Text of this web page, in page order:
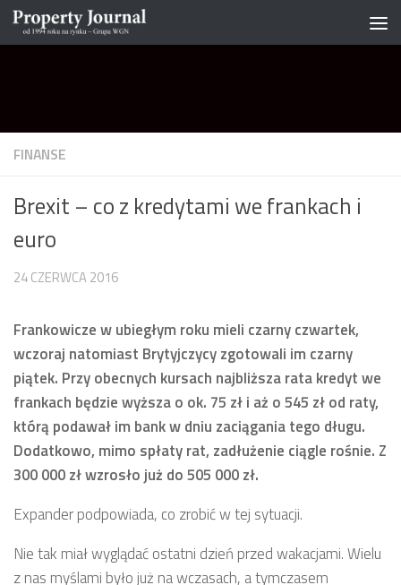
Skip to content
FINANSE
Brexit – co z kredytami we frankach i
euro
24 CZERWCA 2016
Frankowicze w ubiegłym roku mieli czarny czwartek,
wczoraj natomiast Brytyjczycy zgotowali im czarny
piątek. Przy obecnych kursach najbliższa rata kredyt we
frankach będzie wyższa o ok. 75 zł i aż o 545 zł od raty,
którą podawał im bank w dniu zaciągania tego długu.
Dodatkowo, mimo spłaty rat, zadłużenie ciągle rośnie. Z
300 000 zł wzrosło już do 505 000 zł.
Expander podpowiada, co zrobić w tej sytuacji.
Nie tak miał wyglądać ostatni dzień przed wakacjami. Wielu
z nas myślami było już na wczasach, a tymczasem